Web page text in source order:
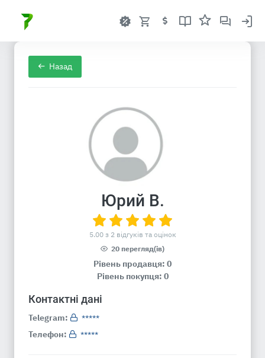
Назад
Юрий В.
5.00 з 2 відгуків та оцінок
20 перегляд(ів)
Рівень продавця: 0
Рівень покупця: 0
Контактні дані
Telegram:
*****
Телефон:
*****